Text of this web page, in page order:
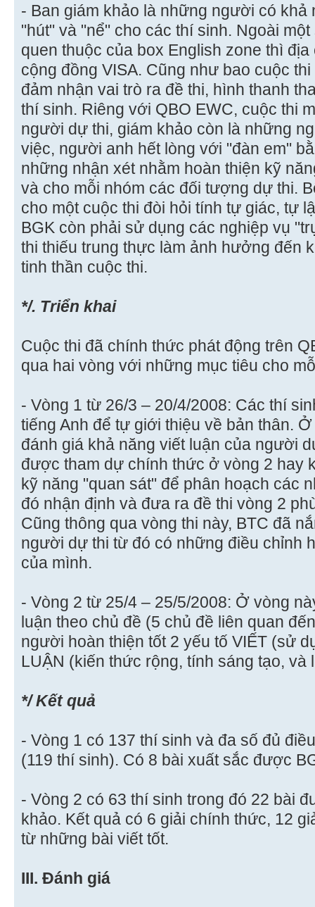
- Ban giám khảo là những người có khả
"hút" và "nể" cho các thí sinh. Ngoài
quen thuộc của box English zone thì
cộng đồng VISA. Cũng như bao cuộc
đảm nhận vai trò ra đề thi, hình thanh
thí sinh. Riêng với QBO EWC, cuộc thi
người dự thi, giám khảo còn là những
việc, người anh hết lòng với "đàn em"
những nhận xét nhằm hoàn thiện kỹ
và cho mỗi nhóm các đối tượng dự thi.
cho một cuộc thi đòi hỏi tính tự giác, tự
BGK còn phải sử dụng các nghiệp vụ
thi thiếu trung thực làm ảnh hưởng đến
tinh thần cuộc thi.
*/. Triển khai
Cuộc thi đã chính thức phát động trên
qua hai vòng với những mục tiêu cho
- Vòng 1 từ 26/3 – 20/4/2008: Các thí
tiếng Anh để tự giới thiệu về bản thân.
đánh giá khả năng viết luận của người
được tham dự chính thức ở vòng 2 hay
kỹ năng "quan sát" để phân hoạch các
đó nhận định và đưa ra đề thi vòng 2
Cũng thông qua vòng thi này, BTC đã
người dự thi từ đó có những điều chỉnh
của mình.
- Vòng 2 từ 25/4 – 25/5/2008: Ở vòng
luận theo chủ đề (5 chủ đề liên quan
người hoàn thiện tốt 2 yếu tố VIẾT (sử
LUẬN (kiến thức rộng, tính sáng tạo, và
*/ Kết quả
- Vòng 1 có 137 thí sinh và đa số đủ
(119 thí sinh). Có 8 bài xuất sắc được
- Vòng 2 có 63 thí sinh trong đó 22 bài
khảo. Kết quả có 6 giải chính thức, 12
từ những bài viết tốt.
III. Đánh giá